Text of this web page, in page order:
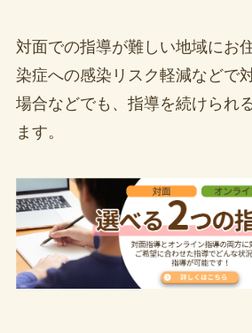
対面での指導が難しい地域にお
染症への感染リスク軽減などで
場合などでも、指導を続けられ
ます。